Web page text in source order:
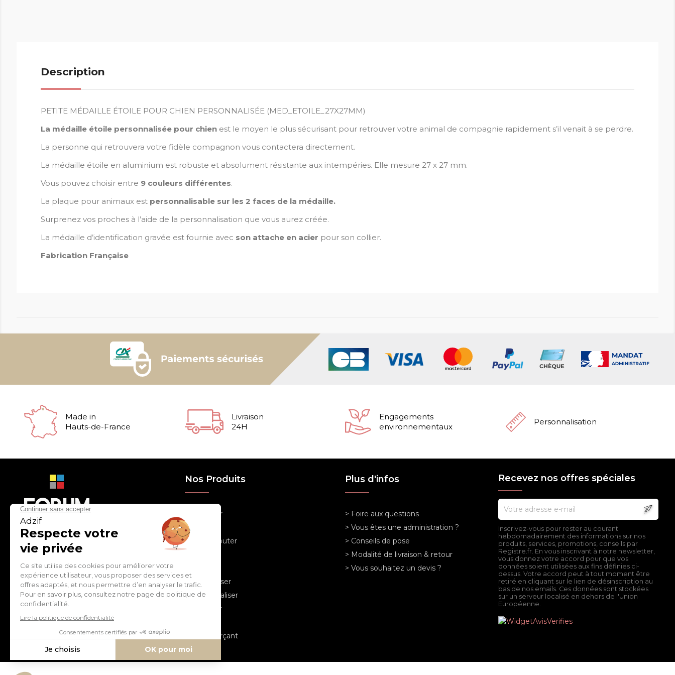
Description
PETITE MÉDAILLE ÉTOILE POUR CHIEN PERSONNALISÉE (MED_ETOILE_27X27MM)
La médaille étoile personnalisée pour chien est le moyen le plus sécurisant pour retrouver votre animal de compagnie rapidement s’il venait à se perdre.
La personne qui retrouvera votre fidèle compagnon vous contactera directement.
La médaille étoile en aluminium est robuste et absolument résistante aux intempéries. Elle mesure 27 x 27 mm.
Vous pouvez choisir entre 9 couleurs différentes.
La plaque pour animaux est personnalisable sur les 2 faces de la médaille.
Surprenez vos proches à l’aide de la personnalisation que vous aurez créée.
La médaille d’identification gravée est fournie avec son attache en acier pour son collier.
Fabrication Française
Made in
Hauts-de-France
Livraison
24H
Engagements
environnementaux
Personnalisation
contact@adzif.biz
ZI de Cantimpré Avenue de
l'Europe CS60014
59400 CAMBRAI - FRANCE
Tél :03 27 74 97 00
Nos Produits
> Relooker
> Habiller
> Chouchouter
> Customiser
> Personnaliser
> S'inspirer
> Commerçant
Plus d'infos
> Foire aux questions
> Vous êtes une administration ?
> Conseils de pose
> Modalité de livraison & retour
> Vous souhaitez un devis ?
Recevez nos offres spéciales
Inscrivez-vous pour rester au courant
hebdomadairement des informations sur nos
produits, services, promotions, conseils par
Registre.fr. En vous inscrivant à notre newsletter,
vous donnez votre accord pour que vos
données soient utilisées aux fins définies ci-
dessus. Votre accord peut à tout moment être
retiré en cliquant sur le lien de désinscription au
bas de nos emails. Ces données sont stockées
sur un serveur localisé en dehors de l'Union
Européenne.